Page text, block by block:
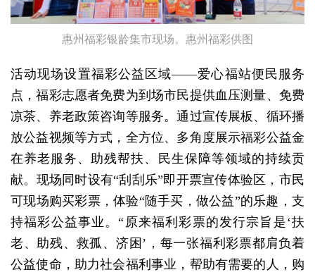
惠州福彩银龄集市现场。惠州福彩供图
活动现场设置福彩公益区域——爱心福站便民服务
点，福彩志愿者免费为到场市民提供血压测量、免费
凉茶、养老政策咨询等服务。通过宣传展板、循环播
放公益视频等方式，全方位、多角度展示福彩公益金
在养老服务、助残帮扶、民生保障等领域的持续贡
献。现场同时设有“刮刮乐”即开票宣传体验区，市民
可现场购买彩票，体验“随手买，做公益”的乐趣，支
持福彩公益事业。“原来福利彩票的发行宗旨是‘扶
老、助残、救孤、济困’，每一张福利彩票都肩负着
公益使命，助力社会福利事业，帮助有需要的人，购